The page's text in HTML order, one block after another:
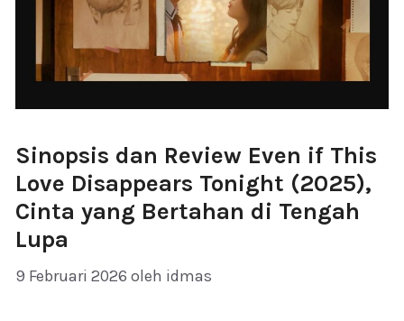
Sinopsis dan Review Even if This
Love Disappears Tonight (2025),
Cinta yang Bertahan di Tengah
Lupa
9 Februari 2026 oleh idmas